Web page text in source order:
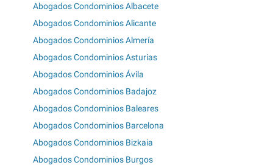
Abogados Condominios Albacete
Abogados Condominios Alicante
Abogados Condominios Almería
Abogados Condominios Asturias
Abogados Condominios Ávila
Abogados Condominios Badajoz
Abogados Condominios Baleares
Abogados Condominios Barcelona
Abogados Condominios Bizkaia
Abogados Condominios Burgos